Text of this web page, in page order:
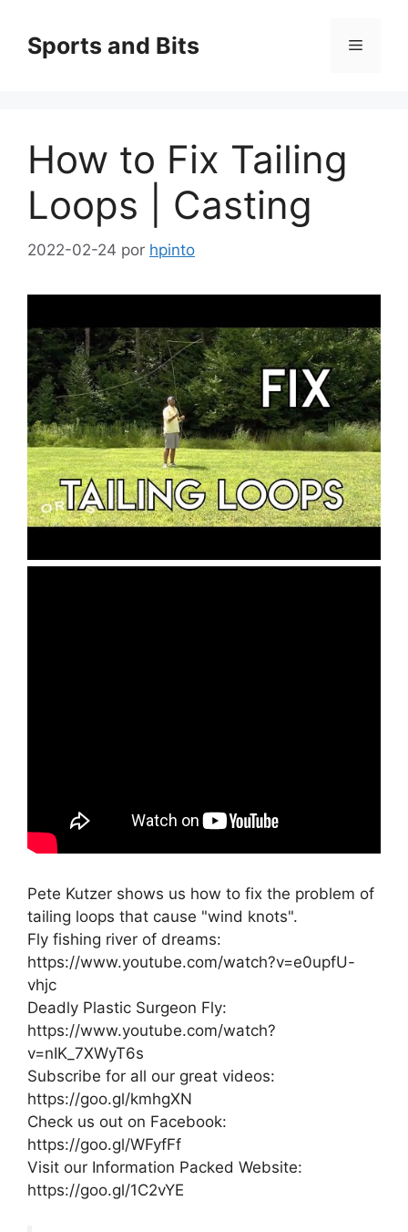
contenido
Sports and Bits Menú
How to Fix Tailing
Loops | Casting
2022-02-24 por hpinto
Pete Kutzer shows us how to fix the problem of
tailing loops that cause "wind knots".
Fly fishing river of dreams:
https://www.youtube.com/watch?v=e0upfU-
vhjc
Deadly Plastic Surgeon Fly:
https://www.youtube.com/watch?
v=nIK_7XWyT6s
Subscribe for all our great videos:
https://goo.gl/kmhgXN
Check us out on Facebook:
https://goo.gl/WFyfFf
Visit our Information Packed Website:
https://goo.gl/1C2vYE